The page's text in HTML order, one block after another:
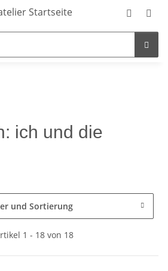
ich und die
und Sortierung
1 - 18 von 18